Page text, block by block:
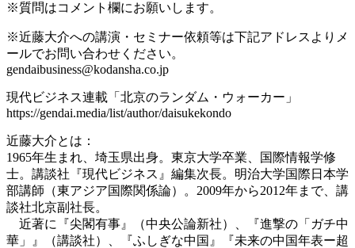
※質問はコメント欄にお願いします。
※近藤大介への講演・セミナー依頼等は下記アドレスよりメ
ールでお問い合わせください。
gendaibusiness@kodansha.co.jp
現代ビジネス連載「北京のランダム・ウォーカー」
https://gendai.media/list/author/daisukekondo
近藤大介とは：
1965年生まれ、埼玉県出身。東京大学卒業、国際情報学修
士。講談社『現代ビジネス』編集次長。明治大学国際日本学
部講師（東アジア国際関係論）。2009年から2012年まで、講
談社北京副社長。
近著に『尖閣有事』（中央公論新社）、『進撃の「ガチ中
華」』（講談社）、『ふしぎな中国』『未来の中国年表ー超